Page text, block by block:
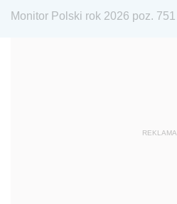
1968
Monitor Polski rok 2026 poz. 751
REKLAMA